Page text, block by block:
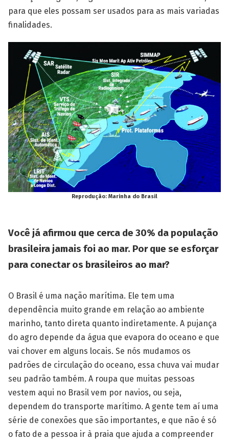
para que eles possam ser usados para as mais variadas
finalidades.
Reprodução: Marinha do Brasil
Você já afirmou que cerca de 30% da população
brasileira jamais foi ao mar. Por que se esforçar
para conectar os brasileiros ao mar?
O Brasil é uma nação marítima. Ele tem uma
dependência muito grande em relação ao ambiente
marinho, tanto direta quanto indiretamente. A pujança
do agro depende da água que evapora do oceano e que
vai chover em alguns locais. Se nós mudamos os
padrões de circulação do oceano, essa chuva vai mudar
seu padrão também. A roupa que muitas pessoas
vestem aqui no Brasil vem por navios, ou seja,
dependem do transporte marítimo. A gente tem aí uma
série de conexões que são importantes, e que não é só
o fato de a pessoa ir à praia que ajuda a compreender